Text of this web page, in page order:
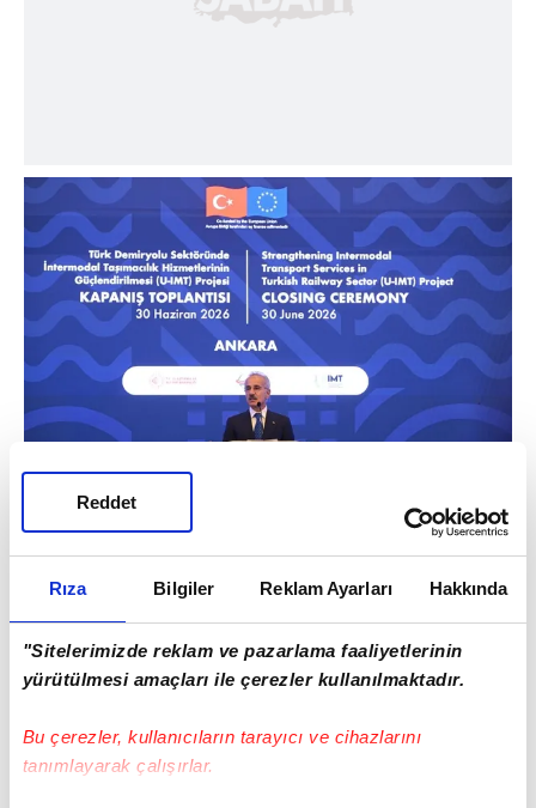
Rıza Bilgiler Reklam Ayarları Hakkında
"Sitelerimizde reklam ve pazarlama faaliyetlerinin
yürütülmesi amaçları ile çerezler kullanılmaktadır.
Bu çerezler, kullanıcıların tarayıcı ve cihazlarını
tanımlayarak çalışırlar.
Reddet
4 BİN 164 KİLOMETRE DEMİRYOLUNDA
ÇALIŞMALAR DEVAM EDİYOR
Bakan Uraloğlu, 2002 yılında yaklaşık 11 bin
kilometre olan demiryolu ağının bugün 14
bin kilometreye ulaştığına dikkati çekti.
Uraloğlu, "Halihazırda bugün 4 bin 164
kilometre yapımı devam eden demiryolu